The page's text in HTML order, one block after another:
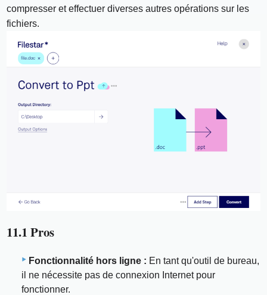
compresser et effectuer diverses autres opérations sur les
fichiers.
11.1 Pros
Fonctionnalité hors ligne : En tant qu'outil de bureau,
il ne nécessite pas de connexion Internet pour
fonctionner.